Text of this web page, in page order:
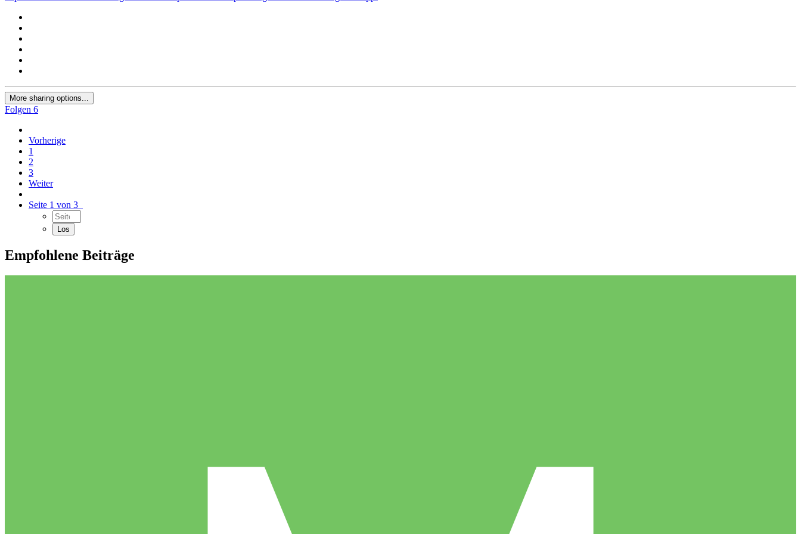
More sharing options...
Folgen 6
Vorherige
1
2
3
Weiter
Seite 1 von 3
Empfohlene Beiträge